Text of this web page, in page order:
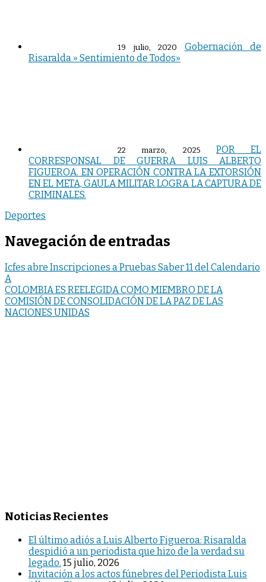
19 julio, 2020
Gobernación de
Risaralda » Sentimiento de Todos»
22 marzo, 2025
POR EL
CORRESPONSAL DE GUERRA LUIS ALBERTO
FIGUEROA. EN OPERACIÓN CONTRA LA EXTORSIÓN
EN EL META, GAULA MILITAR LOGRA LA CAPTURA DE
CRIMINALES.
Deportes
Navegación de entradas
Icfes abre Inscripciones a Pruebas Saber 11 del Calendario
A
COLOMBIA ES REELEGIDA COMO MIEMBRO DE LA
COMISIÓN DE CONSOLIDACIÓN DE LA PAZ DE LAS
NACIONES UNIDAS
Noticias Recientes
El último adiós a Luis Alberto Figueroa: Risaralda
despidió a un periodista que hizo de la verdad su
legado. 15 julio, 2026
Invitación a los actos fúnebres del Periodista Luis